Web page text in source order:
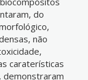
do
não
caraterísticas
demonstraram